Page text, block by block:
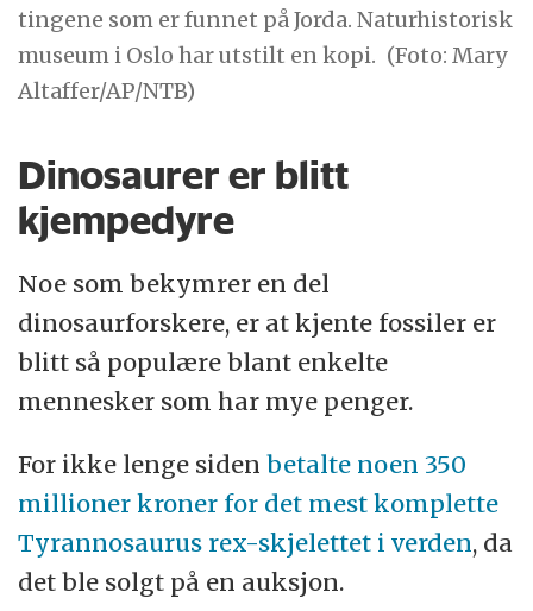
tingene som er funnet på Jorda. Naturhistorisk
museum i Oslo har utstilt en kopi. (Foto: Mary
Altaffer/AP/NTB)
Dinosaurer er blitt
kjempedyre
Noe som bekymrer en del
dinosaurforskere, er at kjente fossiler er
blitt så populære blant enkelte
mennesker som har mye penger.
For ikke lenge sidenbetalte noen 350
millioner kroner for det mest komplette
Tyrannosaurus rex-skjelettet i verden, da
det ble solgt på en auksjon.